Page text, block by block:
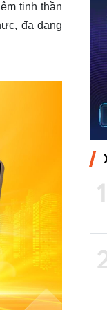
tinh thần
đa dạng
1